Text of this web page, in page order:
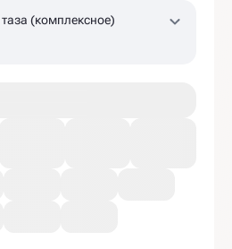
(комплексное)